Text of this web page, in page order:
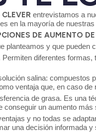
CLEVER entrevistamos a
en la mayoría de
DE AUMENTO
planteamos y que pueden
diferentes
salina: compuestos
ventaja que, en caso
de grasa. Es una
conseguir un aumento más
y no todas se
una decisión informada y